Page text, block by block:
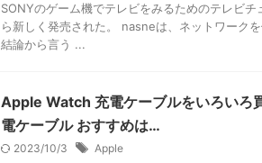
SONYのゲーム機でテレビをみるためのテレビ
ら新しく発売された。 nasneは、ネットワーク
結論から言う ...
Apple Watch 充電ケーブルをいろいろ
電ケーブル おすすめは…
2023/10/3 Apple